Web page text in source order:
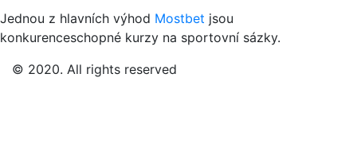
Jednou z hlavních výhod Mostbet jsou
konkurenceschopné kurzy na sportovní sázky.
© 2020. All rights reserved